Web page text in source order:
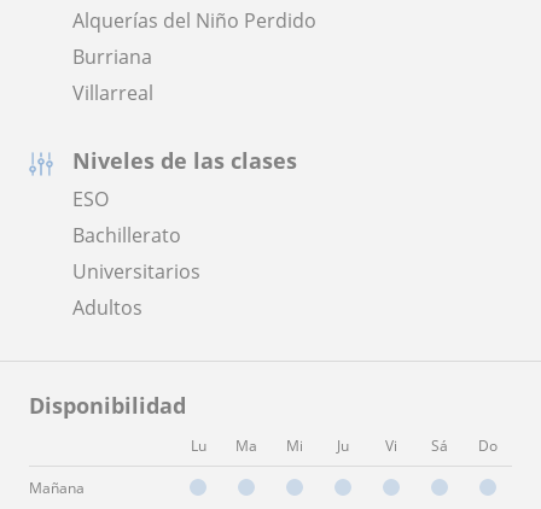
Alquerías del Niño Perdido
Burriana
Villarreal
Niveles de las clases
ESO
Bachillerato
Universitarios
Adultos
Disponibilidad
Lu Ma Mi Ju Vi Sá Do
Mañana